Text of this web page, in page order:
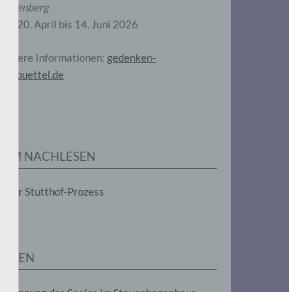
Wittenberg
Vom 20. April bis 14. Juni 2026
Weitere Informationen: gedenken-
eimsbuettel.de
ZUM NACHLESEN
Der Stutthof-Prozess
SEITEN